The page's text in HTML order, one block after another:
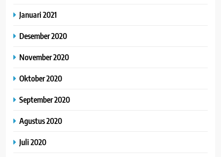
Januari 2021
Desember 2020
November 2020
Oktober 2020
September 2020
Agustus 2020
Juli 2020